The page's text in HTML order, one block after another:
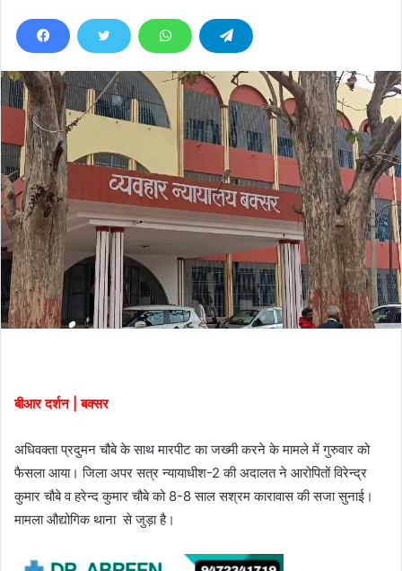
d
a
n
e
a
i
l
बीआर दर्शन | बक्सर
अधिवक्ता प्रदुमन चौबे के साथ मारपीट का जख्मी करने के मामले में गुरुवार को
फैसला आया। जिला अपर सत्र न्यायाधीश-2 की अदालत ने आरोपितों विरेन्द्र
कुमार चौबे व हरेन्द कुमार चौबे को 8-8 साल सश्रम कारावास की सजा सुनाई।
मामला औद्योगिक थाना से जुड़ा है।